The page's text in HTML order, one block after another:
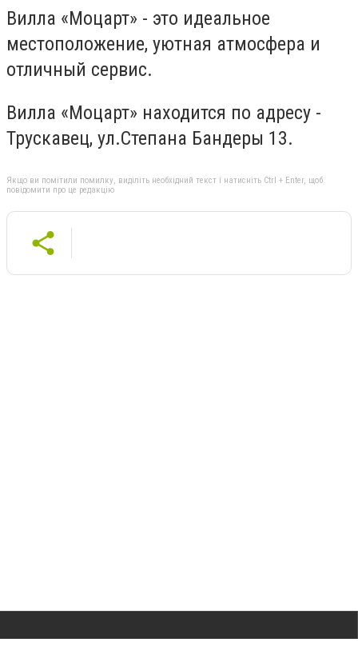
Вилла «Моцарт» - это идеальное
местоположение, уютная атмосфера и
отличный сервис.
Вилла «Моцарт» находится по адресу -
Трускавец, ул.Степана Бандеры 13.
Якщо ви помітили помилку, виділіть необхідний текст і натисніть Ctrl + Enter, щоб
повідомити про це редакцію